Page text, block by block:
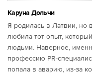
Каруна Дольчи
Я родилась в Латвии, но
любила тот опыт,
людьми. Наверное,
профессию PR-
попала в аварию, из-за